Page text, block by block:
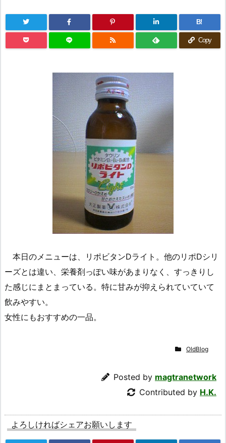
B!
Copy
本日のメニューは、リポビタンDライト。他のリポDシリ
ーズとは違い、栄養剤っぽい味があまりなく、すっきりし
た感じにまとまっている。特に甘みが抑えられていていて
飲みやすい。
女性にもおすすめの一品。
OldBlog
Posted by magtranetwork
Contributed by H.K.
よろしければシェアお願いします